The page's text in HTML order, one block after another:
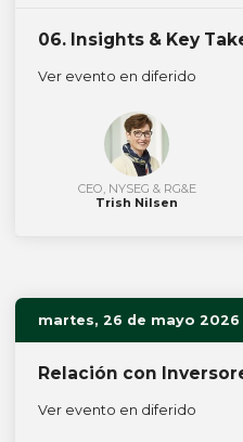
06. Insights & Key
Ver evento en diferido
CEO, NYSEG & RG&E
Trish Nilsen
martes, 26 de mayo 2026
Relación con
Ver evento en diferido